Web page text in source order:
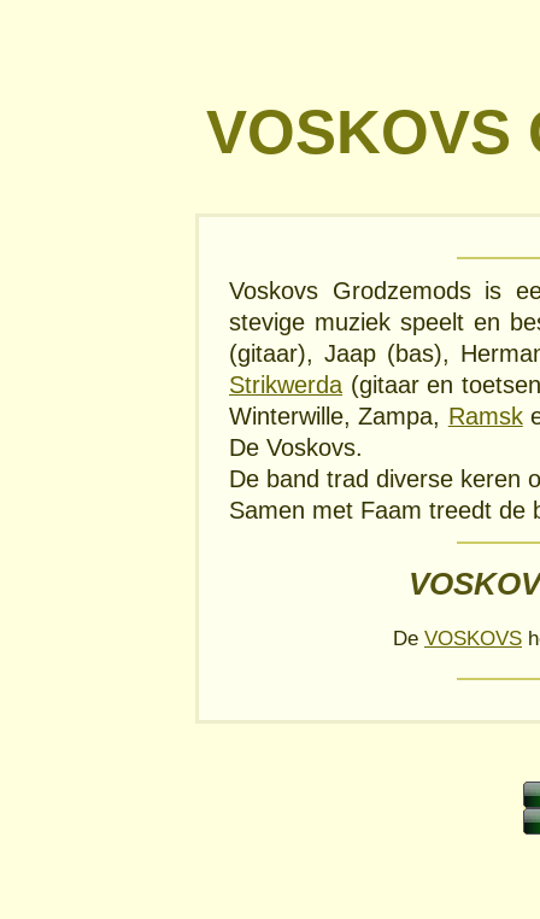
VOSKOVS
Voskovs Grodzemods is
stevige muziek speelt en
(gitaar), Jaap (bas),
Strikwerda (gitaar en
Winterwille, Zampa, Ramsk
De Voskovs.
De band trad diverse keren
Samen met Faam treedt de
De VOSKOVS